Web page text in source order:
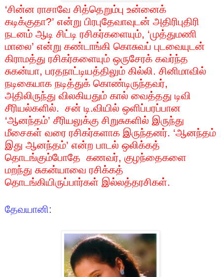
‘சின்ன ராசாவே சித்தெறும்பு உன்னைக்
கடிக்குதா?’ என்று பிரபுதேவாவுடன் அதிரிபுதிரி
நடனம் ஆடி சிட்டி ரசிகர்களையும், ‘முத்துமணி
மாலை’ என்று கண்டாங்கி கொசுவப் புடவையுடன்
கிராமத்து ரசிகர்களையும் ஒருசேரக் கவர்ந்த
சுகன்யா, பரதநாட்டியத்திலும் கில்லி. சினிமாவில்
நடிகையாக நடித்துக் கொண்டிருந்தவர்,
அதிலிருந்து விலகியதும் கால் வைத்தது டிவி
சீரியல்களில். சன் டி.வியில் ஒளிப்பரப்பான
‘ஆனந்தம்’ சீரியலுக்கு சிறுசுகளில் இருந்து
மீசைகள் வரை ரசிகர்களாக இருந்தனர். ‘ஆனந்தம்
இது ஆனந்தம்’ என்ற பாடல் ஒலிக்கத்
தொடங்கும்போதே கணவர், குழந்தைகளை
மறந்து சுகன்யாவை ரசிக்கத்
தொடங்கியிருப்பார்கள் இல்லத்தரசிகள்.
தேவயானி: